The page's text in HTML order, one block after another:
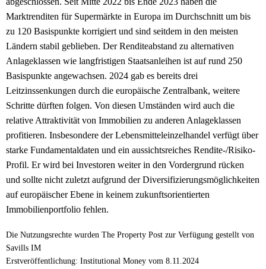
Marktrenditen für Supermärkte in Europa im Durchschnitt um bis
zu 120 Basispunkte korrigiert und sind seitdem in den meisten
Ländern stabil geblieben. Der Renditeabstand zu alternativen
Anlageklassen wie langfristigen Staatsanleihen ist auf rund 250
Basispunkte angewachsen. 2024 gab es bereits drei
Leitzinssenkungen durch die europäische Zentralbank, weitere
Schritte dürften folgen. Von diesen Umständen wird auch die
relative Attraktivität von Immobilien zu anderen Anlageklassen
profitieren. Insbesondere der Lebensmitteleinzelhandel verfügt über
starke Fundamentaldaten und ein aussichtsreiches Rendite-/Risiko-
Profil. Er wird bei Investoren weiter in den Vordergrund rücken
und sollte nicht zuletzt aufgrund der Diversifizierungsmöglichkeiten
auf europäischer Ebene in keinem zukunftsorientierten
Immobilienportfolio fehlen.
Die Nutzungsrechte wurden The Property Post zur Verfügung gestellt von
Savills IM
Erstveröffentlichung: Institutional Money vom 8.11.2024